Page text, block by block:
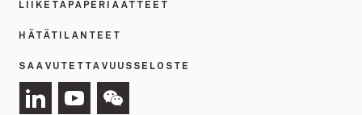
LIIKETAPAPERIAATTEET
HÄTÄTILANTEET
SAAVUTETTAVUUSSELOSTE
YhteysYhteysYhteys